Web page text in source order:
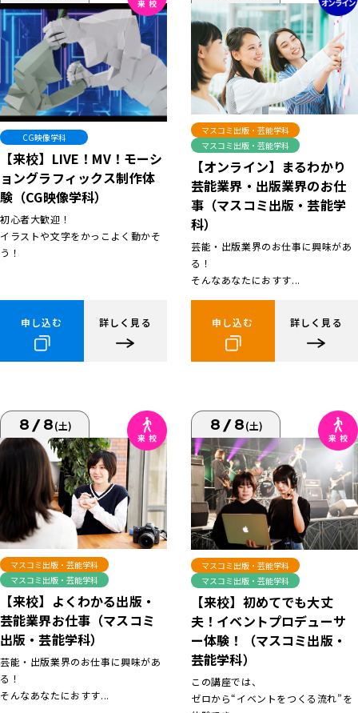
CG映像学科
【来校】LIVE！MV！モーシ
ョングラフィックス制作体
験（CG映像学科）
初心者大歓迎！
イラストや文字をかっこよく動かそ
う！
申し込む 詳しく見る
マスコミ出版・芸能学科
マスコミ出版・芸能学科
【オンライン】まるわかり
芸能業界・出版業界のお仕
事（マスコミ出版・芸能学
科）
芸能・出版業界のお仕事に興味があ
る！
そんなあなたにおすす...
申し込む 詳しく見る
8/8(土)
マスコミ出版・芸能学科
マスコミ出版・芸能学科
【来校】よくわかる出版・
芸能業界お仕事（マスコミ
出版・芸能学科）
芸能・出版業界のお仕事に興味があ
る！
そんなあなたにおすす...
8/8(土)
マスコミ出版・芸能学科
マスコミ出版・芸能学科
【来校】初めてでも大丈
夫！イベントプロデューサ
ー体験！（マスコミ出版・
芸能学科）
この講座では、
ゼロから“イベントをつくる流れ”を